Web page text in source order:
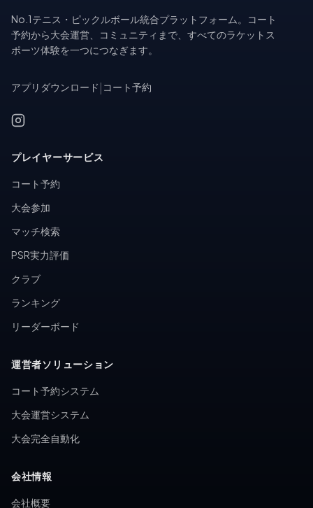
No.1テニス・ピックルボール統合プラットフォーム。コート
予約から大会運営、コミュニティまで、すべてのラケットス
ポーツ体験を一つにつなぎます。
アプリダウンロード コート予約
プレイヤーサービス
コート予約
大会参加
マッチ検索
PSR実力評価
クラブ
ランキング
リーダーボード
運営者ソリューション
コート予約システム
大会運営システム
大会完全自動化
会社情報
会社概要